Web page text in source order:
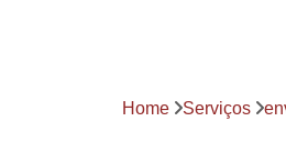
Home Serviços